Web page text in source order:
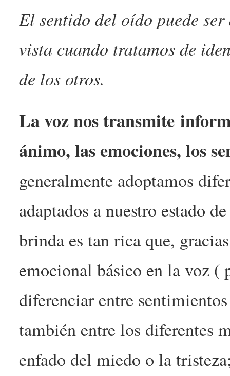
El sentido del oído puede
vista cuando tratamos de
de los otros.
La voz nos transmite
ánimo, las emociones, los
generalmente adoptamos
adaptados a nuestro estado
brinda es tan rica que,
emocional básico en la voz
diferenciar entre
también entre los diferentes
enfado del miedo o la